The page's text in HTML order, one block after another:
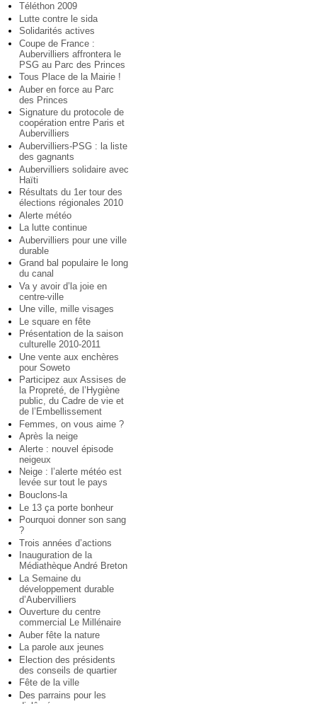
Téléthon 2009
Lutte contre le sida
Solidarités actives
Coupe de France :
Aubervilliers affrontera le
PSG au Parc des Princes
Tous Place de la Mairie !
Auber en force au Parc
des Princes
Signature du protocole de
coopération entre Paris et
Aubervilliers
Aubervilliers-PSG : la liste
des gagnants
Aubervilliers solidaire avec
Haïti
Résultats du 1er tour des
élections régionales 2010
Alerte météo
La lutte continue
Aubervilliers pour une ville
durable
Grand bal populaire le long
du canal
Va y avoir d’la joie en
centre-ville
Une ville, mille visages
Le square en fête
Présentation de la saison
culturelle 2010-2011
Une vente aux enchères
pour Soweto
Participez aux Assises de
la Propreté, de l’Hygiène
public, du Cadre de vie et
de l’Embellissement
Femmes, on vous aime ?
Après la neige
Alerte : nouvel épisode
neigeux
Neige : l’alerte météo est
levée sur tout le pays
Bouclons-la
Le 13 ça porte bonheur
Pourquoi donner son sang
?
Trois années d’actions
Inauguration de la
Médiathèque André Breton
La Semaine du
développement durable
d’Aubervilliers
Ouverture du centre
commercial Le Millénaire
Auber fête la nature
La parole aux jeunes
Election des présidents
des conseils de quartier
Fête de la ville
Des parrains pour les